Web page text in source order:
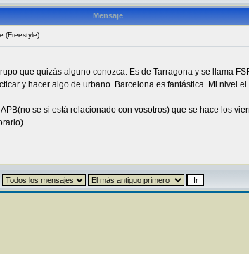
Mensaje
(Freestyle)
que quizás alguno conozca. Es de Tarragona y se llama
y hacer algo de urbano. Barcelona es fantástica. Mi nivel
se si está relacionado con vosotros) que se hace los